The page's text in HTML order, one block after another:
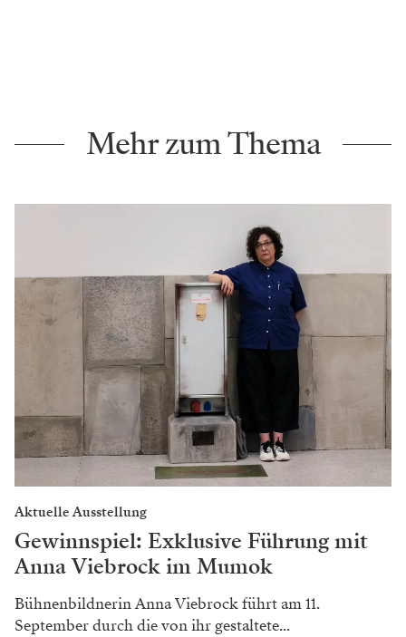
Mehr zum Thema
Aktuelle Ausstellung
Gewinnspiel: Exklusive Führung mit
Anna Viebrock im Mumok
Bühnenbildnerin Anna Viebrock führt am 11.
September durch die von ihr gestaltete...